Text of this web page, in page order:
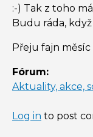
:-) Tak z toho
Budu ráda,
Přeju fajn měsíc
Fórum:
Aktuality, akce,
Log in to post